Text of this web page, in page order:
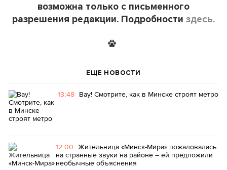
возможна только с письменного
разрешения редакции. Подробности здесь.
ЕЩЕ НОВОСТИ
13:48 Вау! Смотрите, как в Минске строят метро
12:00 Жительница «Минск-Мира» пожаловалась
на странные звуки на районе – ей предложили
необычные объяснения